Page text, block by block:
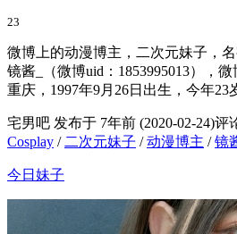
23
微博上的动漫博主，二次元妹子，
镜酱_（微博uid：1853995013），
重庆，1997年9月26日出生，今年23
宅男吧 发布于 7年前 (2020-02-24)评
Cosplay / 二次元妹子 /动漫博主 /镜
今日妹子